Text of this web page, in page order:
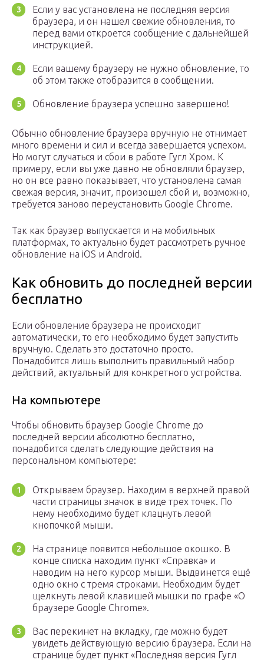
Если у вас установлена не последняя версия
браузера, и он нашел свежие обновления, то
перед вами откроется сообщение с дальнейшей
инструкцией.
Если вашему браузеру не нужно обновление, то
об этом также отобразится в сообщении.
Обновление браузера успешно завершено!
Обычно обновление браузера вручную не отнимает
много времени и сил и всегда завершается успехом.
Но могут случаться и сбои в работе Гугл Хром. К
примеру, если вы уже давно не обновляли браузер,
но он все равно показывает, что установлена самая
свежая версия, значит, произошел сбой и, возможно,
требуется заново переустановить Google Chrome.
Так как браузер выпускается и на мобильных
платформах, то актуально будет рассмотреть ручное
обновление на iOS и Android.
Как обновить до последней версии
бесплатно
Если обновление браузера не происходит
автоматически, то его необходимо будет запустить
вручную. Сделать это достаточно просто.
Понадобится лишь выполнить правильный набор
действий, актуальный для конкретного устройства.
На компьютере
Чтобы обновить браузер Google Chrome до
последней версии абсолютно бесплатно,
понадобится сделать следующие действия на
персональном компьютере:
Открываем браузер. Находим в верхней правой
части страницы значок в виде трех точек. По
нему необходимо будет клацнуть левой
кнопочкой мыши.
На странице появится небольшое окошко. В
конце списка находим пункт «Справка» и
наводим на него курсор мыши. Выдвинется ещё
одно окно с тремя строками. Необходим будет
щелкнуть левой клавишей мышки по графе «О
браузере Google Chrome».
Вас перекинет на вкладку, где можно будет
увидеть действующую версию браузера. Если на
странице будет пункт «Последняя версия Гугл